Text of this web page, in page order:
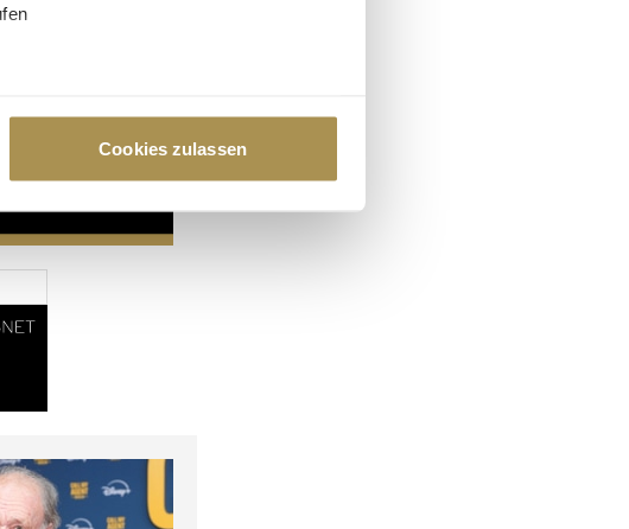
Sie Ihre Präferenzen im
soziale Medien anbieten zu können
Partner führen diese Informationen
die sie im Rahmen Ihrer Nutzung
Cookies zulassen